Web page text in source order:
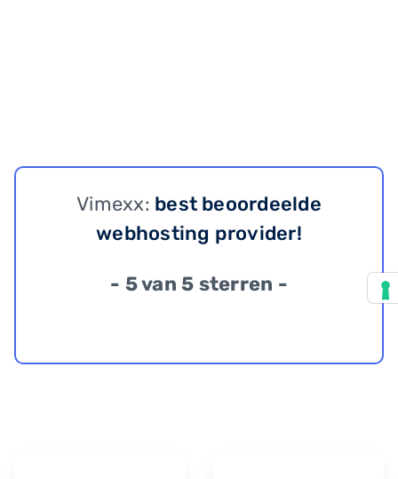
Vimexx: best beoordeelde
webhosting provider!
- 5 van 5 sterren -